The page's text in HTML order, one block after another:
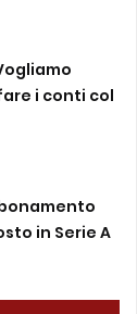
i conti col
in Serie A